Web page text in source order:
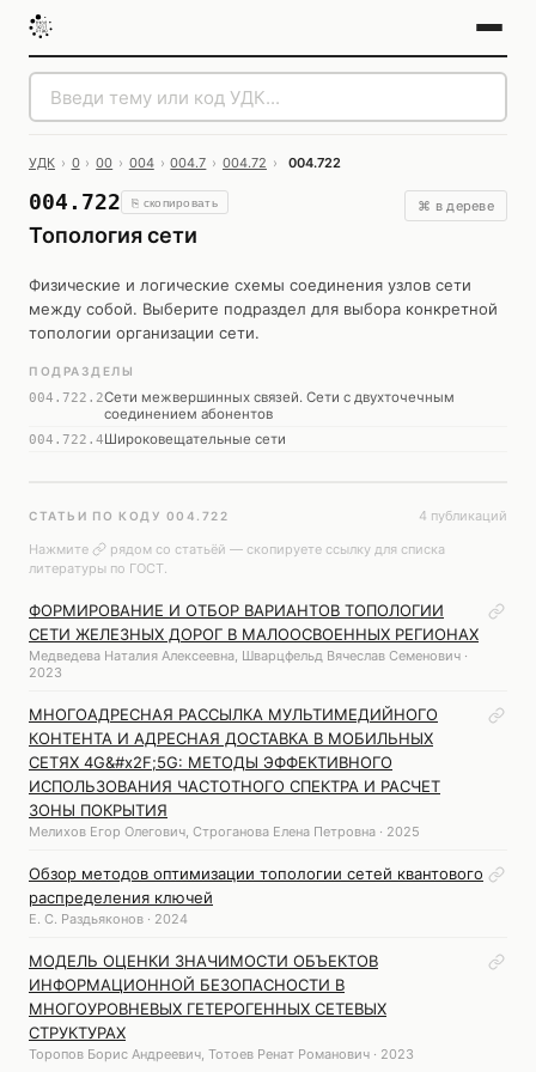
УДК › 0 › 00 › 004 › 004.7 › 004.72 › 004.722
004.722 ⎘ скопировать
Топология сети
⌘ в дереве
Физические и логические схемы соединения узлов сети
между собой. Выберите подраздел для выбора конкретной
топологии организации сети.
ПОДРАЗДЕЛЫ
004.722.2Сети межвершинных связей. Сети с двухточечным
соединением абонентов
004.722.4Широковещательные сети
СТАТЬИ ПО КОДУ 004.722
4 публикаций
Нажмите
рядом со статьёй — скопируете ссылку для списка
литературы по ГОСТ.
ФОРМИРОВАНИЕ И ОТБОР ВАРИАНТОВ ТОПОЛОГИИ
СЕТИ ЖЕЛЕЗНЫХ ДОРОГ В МАЛООСВОЕННЫХ РЕГИОНАХ
Медведева Наталия Алексеевна, Шварцфельд Вячеслав Семенович ·
2023
МНОГОАДРЕСНАЯ РАССЫЛКА МУЛЬТИМЕДИЙНОГО
КОНТЕНТА И АДРЕСНАЯ ДОСТАВКА В МОБИЛЬНЫХ
СЕТЯХ 4G&#x2F;5G: МЕТОДЫ ЭФФЕКТИВНОГО
ИСПОЛЬЗОВАНИЯ ЧАСТОТНОГО СПЕКТРА И РАСЧЕТ
ЗОНЫ ПОКРЫТИЯ
Мелихов Егор Олегович, Строганова Елена Петровна · 2025
Обзор методов оптимизации топологии сетей квантового
распределения ключей
Е. С. Раздьяконов · 2024
МОДЕЛЬ ОЦЕНКИ ЗНАЧИМОСТИ ОБЪЕКТОВ
ИНФОРМАЦИОННОЙ БЕЗОПАСНОСТИ В
МНОГОУРОВНЕВЫХ ГЕТЕРОГЕННЫХ СЕТЕВЫХ
СТРУКТУРАХ
Торопов Борис Андреевич, Тотоев Ренат Романович · 2023